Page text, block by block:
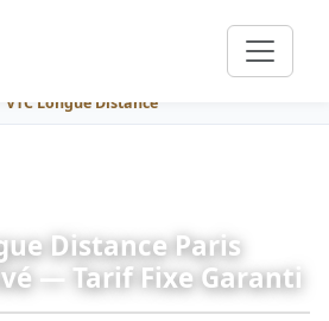
VTC Longue Distance
Distance Paris
— Tarif Fixe Garanti